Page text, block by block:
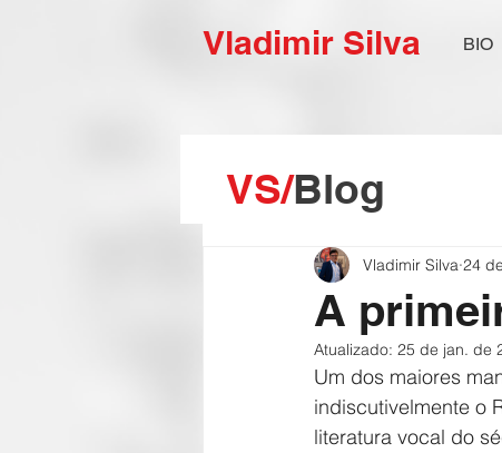
Vladimir Silva BIO
A
Vladimir Silva 24
Atualizado: 25 de jan. de
Um dos maiores
indiscutivelmente o
literatura vocal do
VS/Blog